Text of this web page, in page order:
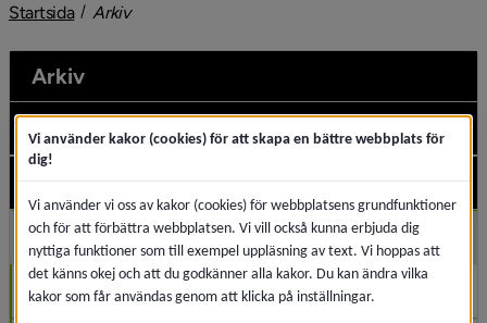
Startsida Arkivnivå i brödsmulenavigeringen
Arkiv
2026
2025
2024
December (1)
Vi använder kakor (cookies) för att skapa en bättre webbplats för
dig!
Vi använder vi oss av kakor (cookies) för webbplatsens grundfunktioner
och för att förbättra webbplatsen. Vi vill också kunna erbjuda dig
nyttiga funktioner som till exempel uppläsning av text. Vi hoppas att
det känns okej och att du godkänner alla kakor. Du kan ändra vilka
kakor som får användas genom att klicka på inställningar.